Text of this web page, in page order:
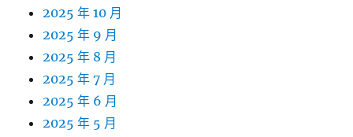
2025 年 10 月
2025 年 9 月
2025 年 8 月
2025 年 7 月
2025 年 6 月
2025 年 5 月